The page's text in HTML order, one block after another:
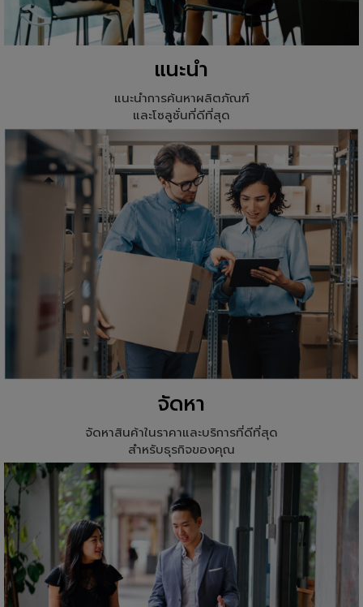
แนะนำ
แนะนำการค้นหาผลิตภัณฑ์
และโซลูชั่นที่ดีที่สุด
จัดหา
จัดหาสินค้าในราคาและบริการที่ดีที่สุด
สำหรับธุรกิจของคุณ